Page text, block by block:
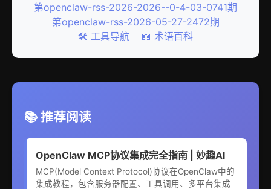
第openclaw-rss-2026-2026--0-4-03-0741期
第openclaw-rss-2026-05-27-2472期
🛠️ 工具导航
📖 术语百科
📚 推荐阅读
OpenClaw MCP协议集成完全指南 | 妙趣AI
MCP(Model Context Protocol)协议在OpenClaw中的
集成教程，包含服务器配置、工具调用、多平台集成